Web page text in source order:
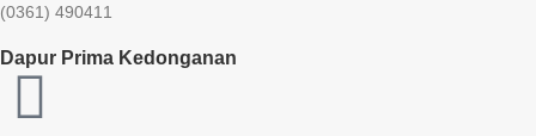
(0361) 490411​
Dapur Prima Kedonganan